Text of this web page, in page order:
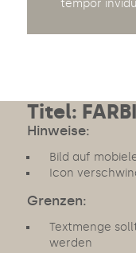
tempor
Titel:
Hinweise:
Bild auf
Icon
Grenzen:
Textmenge
werden